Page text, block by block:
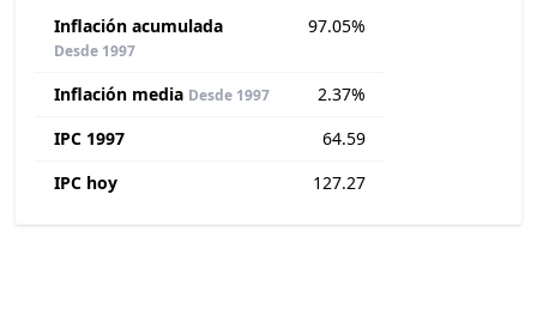
Inflación acumulada
Desde 1997
97.05%
Inflación media Desde 1997
2.37%
IPC 1997
64.59
IPC hoy
127.27